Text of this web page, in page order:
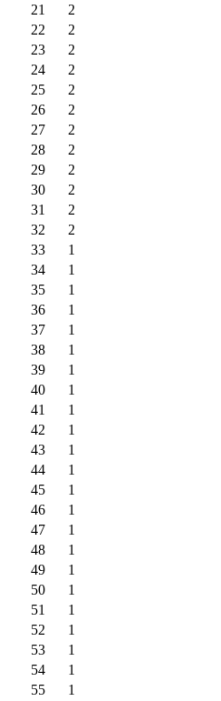
21
2
22
2
23
2
24
2
25
2
26
2
27
2
28
2
29
2
30
2
31
2
32
2
33
1
34
1
35
1
36
1
37
1
38
1
39
1
40
1
41
1
42
1
43
1
44
1
45
1
46
1
47
1
48
1
49
1
50
1
51
1
52
1
53
1
54
1
55 1